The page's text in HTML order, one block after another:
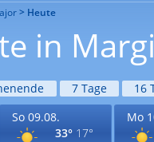
Heute
in
7 Tage 16
So 09.08.
33° 17°
Mo